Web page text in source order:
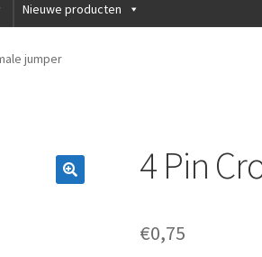
Nieuwe producten
jumper
4 Pin
€0,75